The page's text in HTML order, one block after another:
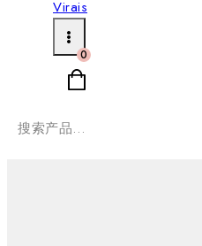
0
搜